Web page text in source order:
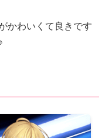
かわいくて良きです